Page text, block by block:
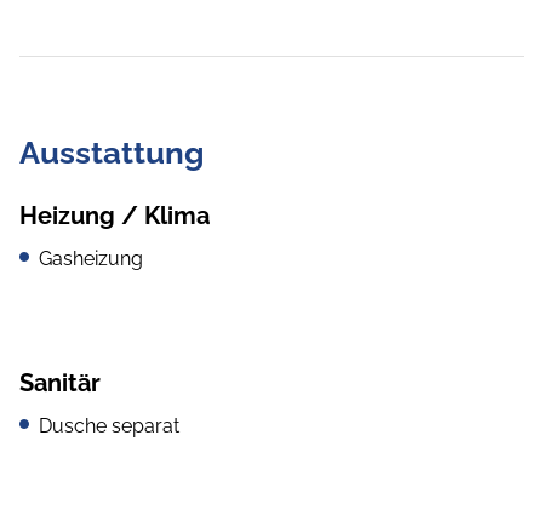
Ausstattung
Heizung / Klima
Gasheizung
Sanitär
Dusche separat